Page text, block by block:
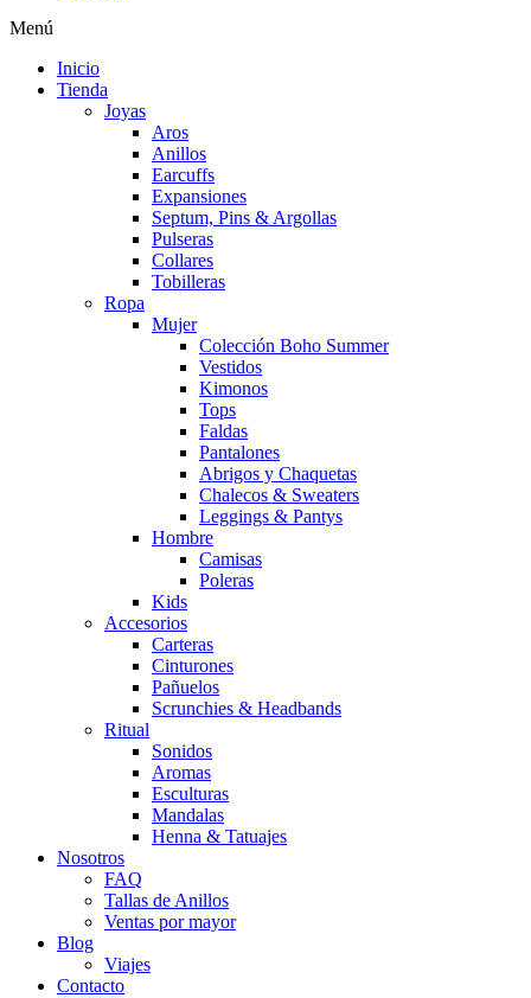
Menú
Inicio
Tienda
Joyas
Aros
Anillos
Earcuffs
Expansiones
Septum, Pins & Argollas
Pulseras
Collares
Tobilleras
Ropa
Mujer
Colección Boho Summer
Vestidos
Kimonos
Tops
Faldas
Pantalones
Abrigos y Chaquetas
Chalecos & Sweaters
Leggings & Pantys
Hombre
Camisas
Poleras
Kids
Accesorios
Carteras
Cinturones
Pañuelos
Scrunchies & Headbands
Ritual
Sonidos
Aromas
Esculturas
Mandalas
Henna & Tatuajes
Nosotros
FAQ
Tallas de Anillos
Ventas por mayor
Blog
Viajes
Contacto